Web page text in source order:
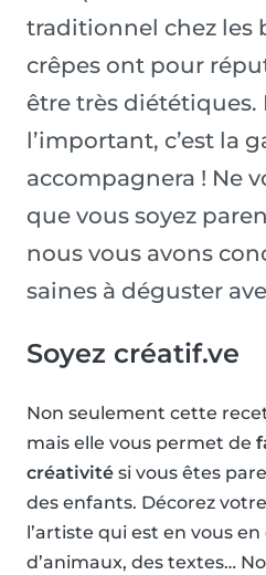
traditionnel chez les
crêpes ont pour
être très diététiques.
l’important, c’est la
accompagnera ! Ne
que vous soyez
nous vous avons
saines à déguster
Soyez créatif.ve
Non seulement cette
mais elle vous permet de
créativité si vous êtes
des enfants. Décorez
l’artiste qui est en vous
d’animaux, des textes…